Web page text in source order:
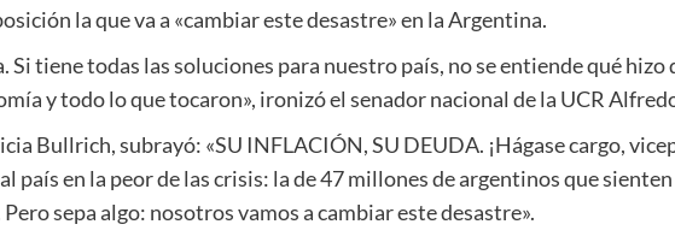
la que va a «cambiar este desastre» en la Argentina.
Si tiene todas las soluciones para nuestro país, no se entiende qué hizo
y todo lo que tocaron», ironizó el senador nacional de la UCR
Bullrich, subrayó: «SU INFLACIÓN, SU DEUDA. ¡Hágase cargo,
país en la peor de las crisis: la de 47 millones de argentinos que sienten
sepa algo: nosotros vamos a cambiar este desastre».